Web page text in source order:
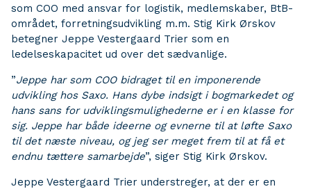
som COO med ansvar for logistik, medlemskaber, BtB-
området, forretningsudvikling m.m. Stig Kirk Ørskov
betegner Jeppe Vestergaard Trier som en
ledelseskapacitet ud over det sædvanlige.
”Jeppe har som COO bidraget til en imponerende
udvikling hos Saxo. Hans dybe indsigt i bogmarkedet og
hans sans for udviklingsmulighederne er i en klasse for
sig. Jeppe har både ideerne og evnerne til at løfte Saxo
til det næste niveau, og jeg ser meget frem til at få et
endnu tættere samarbejde”, siger Stig Kirk Ørskov.
Jeppe Vestergaard Trier understreger, at der er en